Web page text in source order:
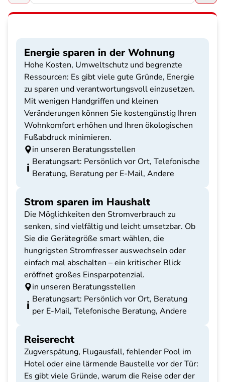
Energie sparen in der Wohnung
Hohe Kosten, Umweltschutz und begrenzte
Ressourcen: Es gibt viele gute Gründe, Energie
zu sparen und verantwortungsvoll einzusetzen.
Mit wenigen Handgriffen und kleinen
Veränderungen können Sie kostengünstig Ihren
Wohnkomfort erhöhen und Ihren ökologischen
Fußabdruck minimieren.
in unseren Beratungsstellen
Beratungsart: Persönlich vor Ort, Telefonische
Beratung, Beratung per E-Mail, Andere
Strom sparen im Haushalt
Die Möglichkeiten den Stromverbrauch zu
senken, sind vielfältig und leicht umsetzbar. Ob
Sie die Gerätegröße smart wählen, die
hungrigsten Stromfresser auswechseln oder
einfach mal abschalten – ein kritischer Blick
eröffnet großes Einsparpotenzial.
in unseren Beratungsstellen
Beratungsart: Persönlich vor Ort, Beratung
per E-Mail, Telefonische Beratung, Andere
Reiserecht
Zugverspätung, Flugausfall, fehlender Pool im
Hotel oder eine lärmende Baustelle vor der Tür:
Es gibt viele Gründe, warum die Reise oder der